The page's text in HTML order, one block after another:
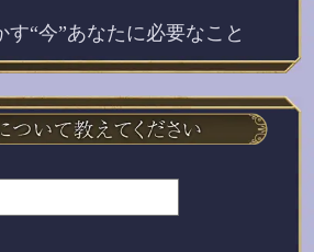
“今”あなたに必要なこと